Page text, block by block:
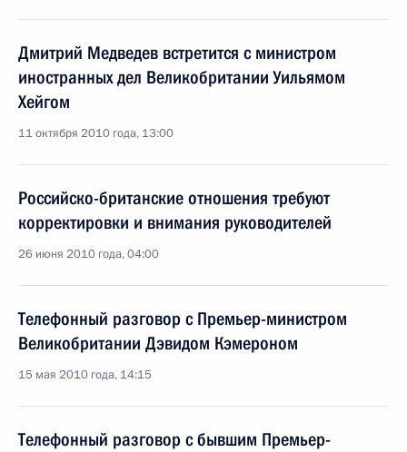
Дмитрий Медведев встретится с министром
иностранных дел Великобритании Уильямом
Хейгом
11 октября 2010 года, 13:00
Российско-британские отношения требуют
корректировки и внимания руководителей
26 июня 2010 года, 04:00
Телефонный разговор с Премьер-министром
Великобритании Дэвидом Кэмероном
15 мая 2010 года, 14:15
Телефонный разговор с бывшим Премьер-